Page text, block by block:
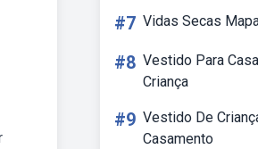
#7 Vidas Secas
#8 Vestido Para
Criança
#9 Vestido De
Casamento